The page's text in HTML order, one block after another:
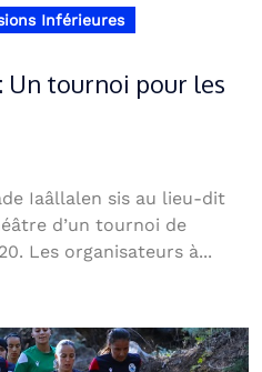
Inférieures
tournoi pour les
Iaâllalen sis au lieu-dit
d’un tournoi de
Les organisateurs à...